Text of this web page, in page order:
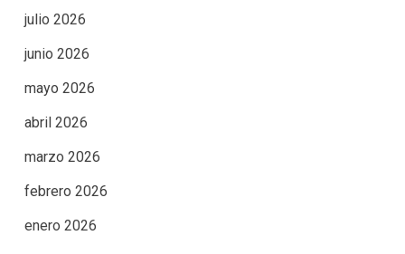
julio 2026
junio 2026
mayo 2026
abril 2026
marzo 2026
febrero 2026
enero 2026